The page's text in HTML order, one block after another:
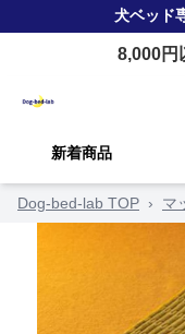
犬ベッド
8,000円
新着商品
Dog-bed-lab TOP › マ